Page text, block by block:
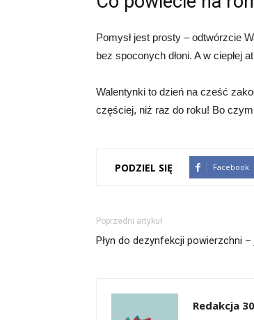
Pomysł jest prosty – odtwórzcie
bez spoconych dłoni. A w ciepłej
Walentynki to dzień na cześć
częściej, niż raz do roku! Bo czym
PODZIEL SIĘ Facebook
Poprzedni artykuł
Płyn do dezynfekcji powierzchni –
Redakcja